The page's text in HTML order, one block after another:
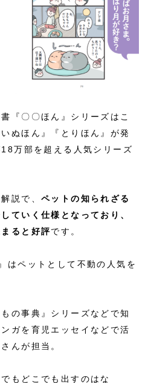
『〇〇ほん』シリーズはこ
ぬほん』『とりほん』が発
万部を超える人気シリーズ
説で、 ペットの知られざる
ていく仕様となっており、
ると好評です。
はペットとして不動の人気を
の事典』シリーズなどで知
ガを育児エッセイなどで活
んが担当。
もどこでも出すのはな